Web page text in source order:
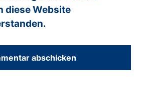
diese Website